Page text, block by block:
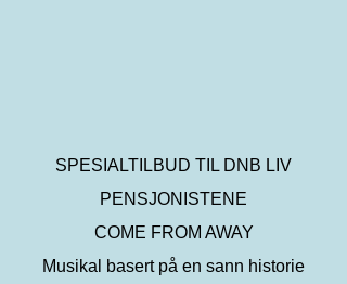
SPESIALTILBUD TIL DNB LIV
PENSJONISTENE
COME FROM AWAY
Musikal basert på en sann historie